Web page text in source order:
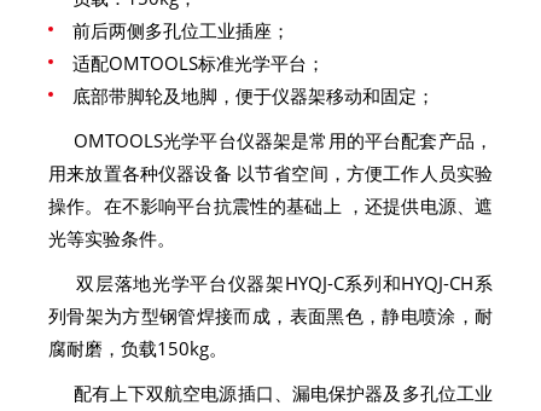
前后两侧多孔位工业插座；
适配OMTOOLS标准光学平台；
底部带脚轮及地脚，便于仪器架移动和固定；
OMTOOLS光学平台仪器架是常用的平台配套产品，
用来放置各种仪器设备 以节省空间，方便工作人员实验
操作。在不影响平台抗震性的基础上 ，还提供电源、遮
光等实验条件。
双层落地光学平台仪器架HYQJ-C系列和HYQJ-CH系
列骨架为方型钢管焊接而成，表面黑色，静电喷涂，耐
腐耐磨，负载150kg。
配有上下双航空电源插口、漏电保护器及多孔位工业